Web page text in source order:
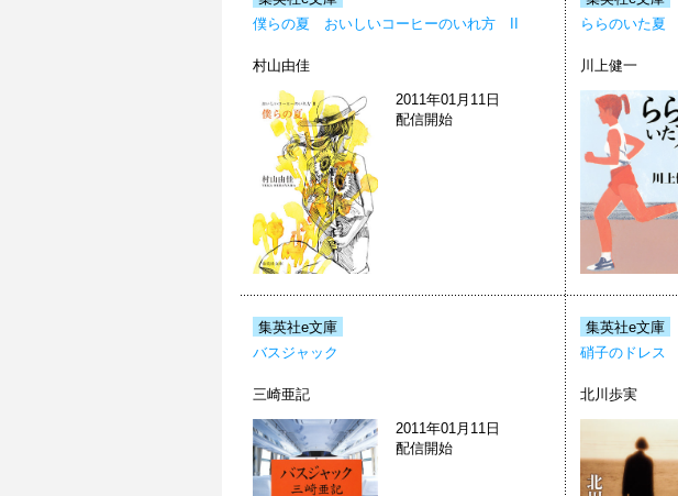
僕らの夏 おいしいコーヒーのいれ方 II
村山由佳
2011年01月11日
配信開始
ららのいた夏
川上健一
集英社e文庫
バスジャック
三崎亜記
2011年01月11日
配信開始
集英社e文庫
硝子のドレス
北川歩実